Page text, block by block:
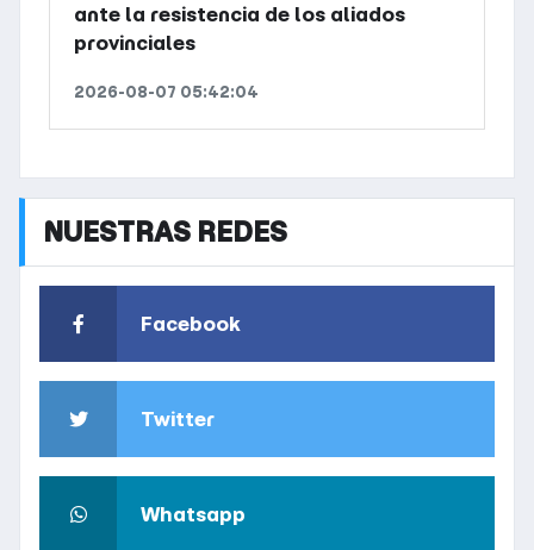
ante la resistencia de los aliados
provinciales
2026-08-07 05:42:04
NUESTRAS REDES
Facebook
Twitter
Whatsapp